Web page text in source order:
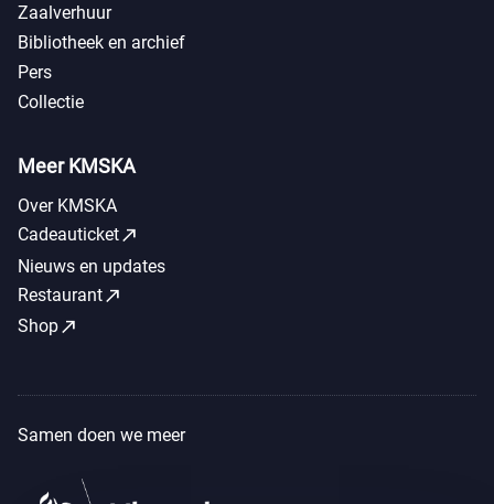
Zaalverhuur
Bibliotheek en archief
Pers
Collectie
Meer KMSKA
Over KMSKA
Cadeauticketcall_made
Nieuws en updates
Restaurantcall_made
Shopcall_made
Samen doen we meer